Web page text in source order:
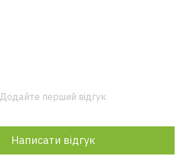
Додайте перший відгук
Написати відгук